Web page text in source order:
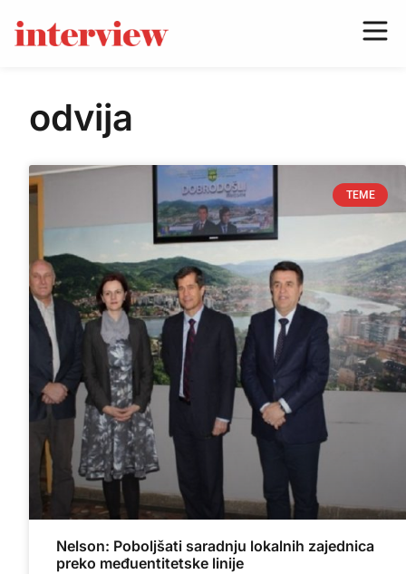
odvija
TEME
Nelson: Poboljšati saradnju lokalnih zajednica
preko međuentitetske linije